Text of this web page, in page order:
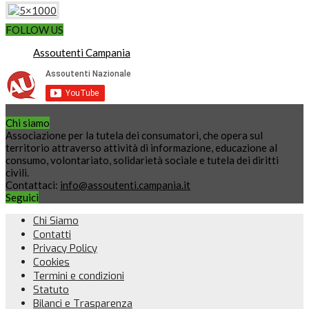
FOLLOW US
Assoutenti Campania
Chi siamo
Associazione per la tutela dei consumatori, che opera sul
territorio attraverso attività di informazione, educazione al
consumo, volontariato, solidarietà sociale e tutela dei diritti
civili.
Contattaci: info@assoutenti.campania.it
Seguici
Chi Siamo
Contatti
Privacy Policy
Cookies
Termini e condizioni
Statuto
Bilanci e Trasparenza